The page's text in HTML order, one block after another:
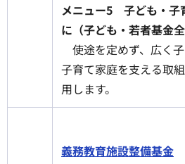
メニュー5 子ども・子
に（子ども・若者基金全
使途を定めず、広く
子育て家庭を支える取
用します。
義務教育施設整備基金